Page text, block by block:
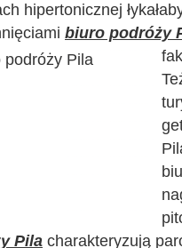
hipertonicznej
biuro podróży
Pila charakteryzują